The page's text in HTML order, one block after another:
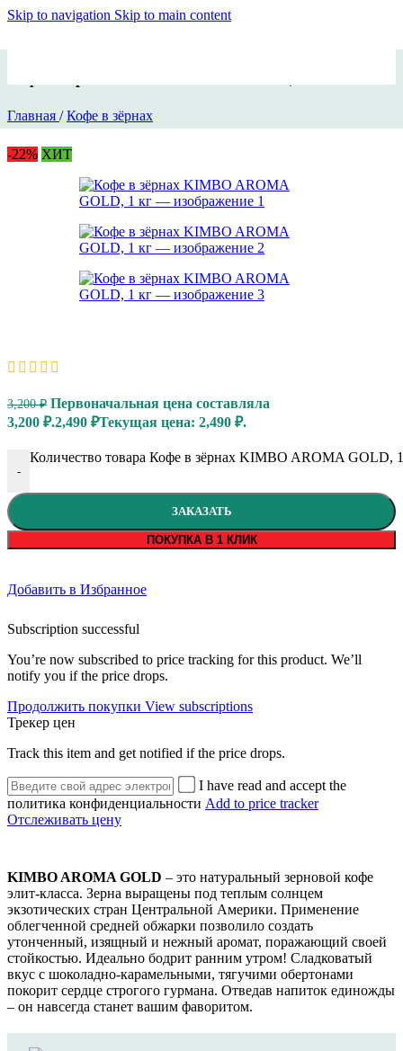
Skip to navigation Skip to main content
Главная / Кофе в зёрнах
-22% ХИТ
3,200₽ Первоначальная цена составляла
3,200 ₽.2,490 ₽Текущая цена: 2,490 ₽.
-
Количество товара Кофе в зёрнах KIMBO AROMA GOLD,
ЗАКАЗАТЬ
ПОКУПКА В 1 КЛИК
Добавить в Избранное
Subscription successful
You’re now subscribed to price tracking for this product. We’ll
notify you if the price drops.
Продолжить покупки View subscriptions
Трекер цен
Track this item and get notified if the price drops.
I have read and accept the
политика конфиденциальности Add to price tracker
Отслеживать цену
KIMBO AROMA GOLD – это натуральный зерновой кофе
элит-класса. Зерна выращены под теплым солнцем
экзотических стран Центральной Америки. Применение
облегченной средней обжарки позволило создать
утонченный, изящный и нежный аромат, поражающий своей
стойкостью. Идеально бодрит ранним утром! Сладковатый
вкус с шоколадно-карамельными, тягучими обертонами
покорит сердце строгого гурмана. Отведав напиток единожды
– он навсегда станет вашим фаворитом.